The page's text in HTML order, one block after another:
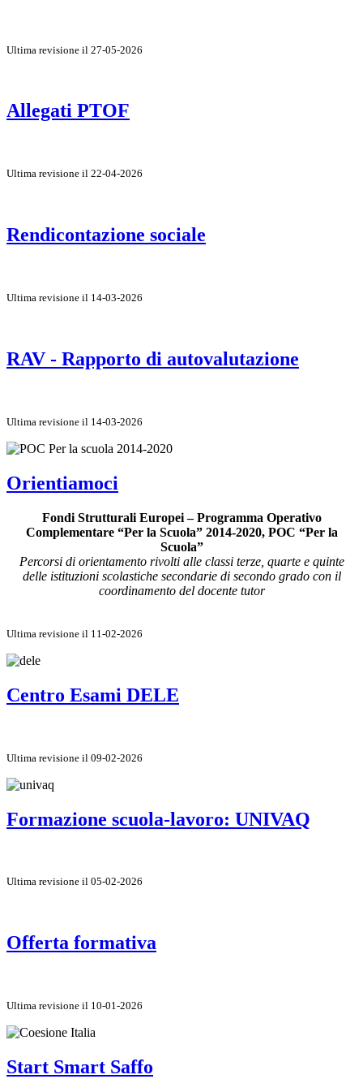
Ultima revisione il 27-05-2026
Allegati PTOF
Ultima revisione il 22-04-2026
Rendicontazione sociale
Ultima revisione il 14-03-2026
RAV - Rapporto di autovalutazione
Ultima revisione il 14-03-2026
Orientiamoci
Fondi Strutturali Europei – Programma Operativo
Complementare “Per la Scuola” 2014-2020, POC “Per la
Scuola”
Percorsi di orientamento rivolti alle classi terze, quarte e quinte
delle istituzioni scolastiche secondarie di secondo grado con il
coordinamento del docente tutor
Ultima revisione il 11-02-2026
Centro Esami DELE
Ultima revisione il 09-02-2026
Formazione scuola-lavoro: UNIVAQ
Ultima revisione il 05-02-2026
Offerta formativa
Ultima revisione il 10-01-2026
Start Smart Saffo